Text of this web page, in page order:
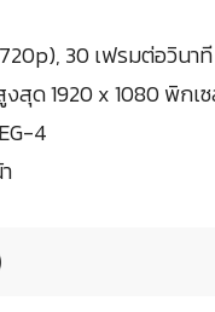
30 เฟรมต่อวินาที
สุด 1920 x 1080 พิกเ
4